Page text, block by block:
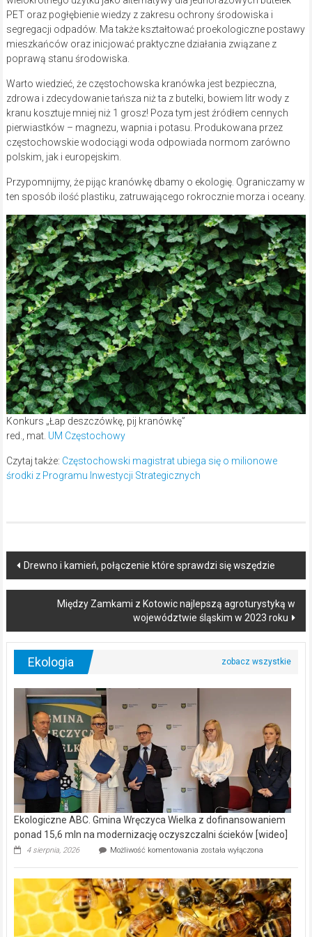
PET oraz pogłębienie wiedzy z zakresu ochrony środowiska i
segregacji odpadów. Ma także kształtować proekologiczne postawy
mieszkańców oraz inicjować praktyczne działania związane z
poprawą stanu środowiska.
Warto wiedzieć, że częstochowska kranówka jest bezpieczna,
zdrowa i zdecydowanie tańsza niż ta z butelki, bowiem litr wody z
kranu kosztuje mniej niż 1 grosz! Poza tym jest źródłem cennych
pierwiastków – magnezu, wapnia i potasu. Produkowana przez
częstochowskie wodociągi woda odpowiada normom zarówno
polskim, jak i europejskim.
Przypomnijmy, że pijąc kranówkę dbamy o ekologię. Ograniczamy w
ten sposób ilość plastiku, zatruwającego rokrocznie morza i oceany.
Konkurs „Łap deszczówkę, pij kranówkę”
red., mat. UM Częstochowy
Czytaj także: Częstochowski magistrat ubiega się o milionowe
środki z Programu Inwestycji Strategicznych
Post
navigation
Drewno i kamień, połączenie które sprawdzi się wszędzie
Między Zamkami z Kotowic najlepszą agroturystyką w
województwie śląskim w 2023 roku
Ekologia
Ekologiczne ABC. Gmina Wręczyca Wielka z dofinansowaniem
ponad 15,6 mln na modernizację oczyszczalni ścieków [wideo]
4 sierpnia, 2026 Możliwość komentowania Ekologiczne
Wręczyca
Wielka
z
dofinansowaniem
ponad
została wyłączona